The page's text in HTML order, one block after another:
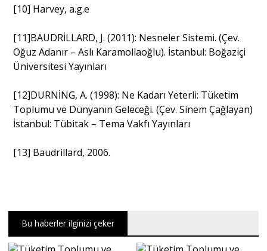
[10] Harvey, a.g.e
[11]BAUDRİLLARD, J. (2011): Nesneler Sistemi. (Çev.
Oğuz Adanır – Aslı Karamollaoğlu). İstanbul: Boğaziçi
Üniversitesi Yayınları
[12]DURNİNG, A. (1998): Ne Kadarı Yeterli: Tüketim
Toplumu ve Dünyanın Geleceği. (Çev. Sinem Çağlayan)
İstanbul: Tübitak – Tema Vakfı Yayınları
[13] Baudrillard, 2006.
Bu haberler ilginizi çeker